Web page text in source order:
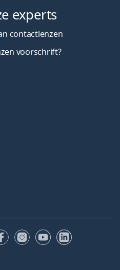
experts
contactlenzen
voorschrift?
FacebookInstagram
YouTubeLinkedIn